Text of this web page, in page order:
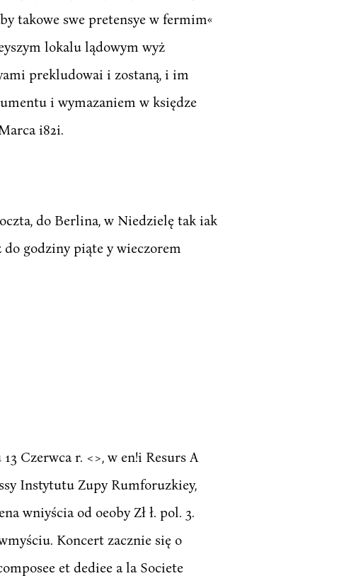
takowe swe pretensye w fermim«
lokalu lądowym wyż
prekludowai i zostaną, i im
i wymazaniem w księdze
i82i.
do Berlina, w Niedzielę tak iak
godziny piąte y wieczorem
Czerwca r. <>, w en!i Resurs A
Instytutu Zupy Rumforuzkiey,
wniyścia od oeoby Zł ł. pol. 3.
Koncert zacznie się o
et dediee a la Societe